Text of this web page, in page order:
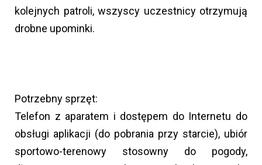
kolejnych patroli, wszyscy uczestnicy otrzymują
drobne upominki.
Potrzebny sprzęt:
Telefon z aparatem i dostępem do Internetu do
obsługi aplikacji (do pobrania przy starcie), ubiór
sportowo-terenowy stosowny do pogody,